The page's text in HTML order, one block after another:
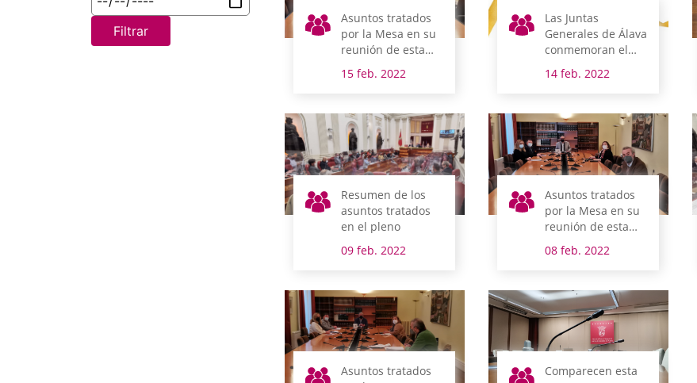
Filtrar
Asuntos tratados
por la Mesa en su
reunión de esta
15 feb. 2022
Las Juntas
Generales de Álava
conmemoran el
contra el Cáncer
14 feb. 2022
Resumen de los
asuntos tratados
en el pleno
09 feb. 2022
Asuntos tratados
por la Mesa en su
reunión de esta
08 feb. 2022
Asuntos tratados
Comparecen esta